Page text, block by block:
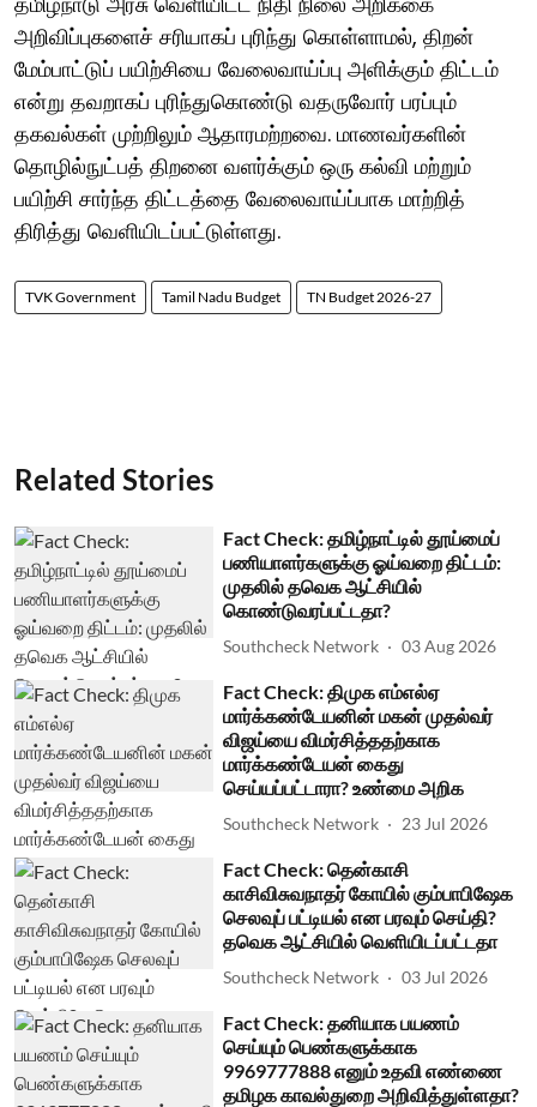
அறிவிப்புகளைச் சரியாகப் புரிந்து கொள்ளாமல், திறன்
மேம்பாட்டுப் பயிற்சியை வேலைவாய்ப்பு அளிக்கும் திட்டம்
என்று தவறாகப் புரிந்துகொண்டு வதருவோர் பரப்பும்
தகவல்கள் முற்றிலும் ஆதாரமற்றவை. மாணவர்களின்
தொழில்நுட்பத் திறனை வளர்க்கும் ஒரு கல்வி மற்றும்
பயிற்சி சார்ந்த திட்டத்தை வேலைவாய்ப்பாக மாற்றித்
திரித்து வெளியிடப்பட்டுள்ளது.
TVK Government Tamil Nadu Budget TN Budget 2026-27
Related Stories
Fact Check: தமிழ்நாட்டில் தூய்மைப்
பணியாளர்களுக்கு ஓய்வறை திட்டம்:
முதலில் தவெக ஆட்சியில்
கொண்டுவரப்பட்டதா?
Southcheck Network 03 Aug 2026
Fact Check: திமுக எம்எல்ஏ
மார்க்கண்டேயனின் மகன் முதல்வர்
விஜய்யை விமர்சித்ததற்காக
மார்க்கண்டேயன் கைது
செய்யப்பட்டாரா? உண்மை அறிக
Southcheck Network 23 Jul 2026
Fact Check: தென்காசி
காசிவிசுவநாதர் கோயில் கும்பாபிஷேக
செலவுப் பட்டியல் என பரவும் செய்தி?
தவெக ஆட்சியில் வெளியிடப்பட்டதா
Southcheck Network 03 Jul 2026
Fact Check: தனியாக பயணம்
செய்யும் பெண்களுக்காக
9969777888 எனும் உதவி எண்ணை
தமிழக காவல்துறை அறிவித்துள்ளதா?